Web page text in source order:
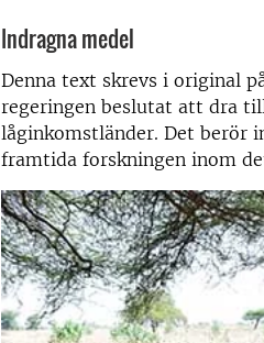
Indragna medel
Denna text skrevs i original
regeringen beslutat att dra
låginkomstländer. Det berör
framtida forskningen inom